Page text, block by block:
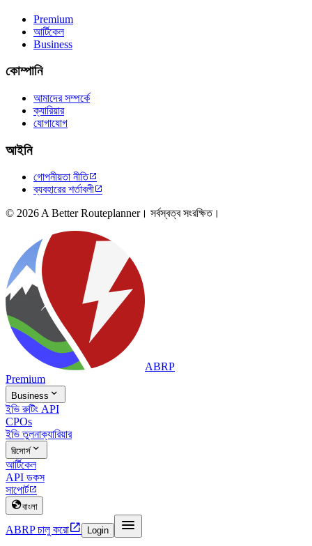
Premium
আর্টিকেল
Business
কোম্পানি
আমাদের সম্পর্কে
ক্যারিয়ার
যোগাযোগ
আইনি
গোপনীয়তা নীতি
ব্যবহারের শর্তাবলী
© 2026 A Better Routeplanner। সর্বস্বত্ব সংরক্ষিত।
ABRP
Premium
Business 
ইভি রুটিং API
CPOs
ইভি তুলনাক্যারিয়ার
রিসোর্স
আর্টিকেল
API ডকস
সাপোর্ট
বাংলা
ABRP চালু করো Login 